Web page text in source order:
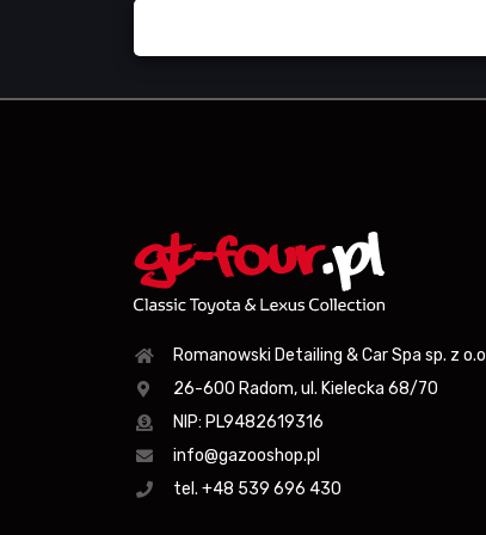
Romanowski Detailing & Car Spa sp. z o.o
26-600 Radom, ul. Kielecka 68/70
NIP: PL9482619316
info@gazooshop.pl
tel. +48 539 696 430